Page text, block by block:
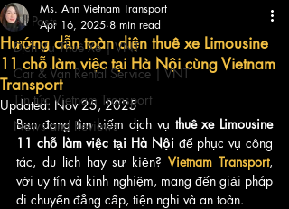
All Posts
Dịch Vụ Thuê Xe | VNT
Car & Van Rental Service | VNT
Tin tức Vietnam Transport
News and Reviews
Hướng dẫn toàn diện thuê xe Limousine
11 chỗ làm việc tại Hà Nội cùng Vietnam
Transport
Ms. Ann Vietnam Transport
Apr 16, 2025 8 min read
Updated: Nov 25, 2025
Bạn đang tìm kiếm dịch vụ thuê xe Limousine
11 chỗ làm việc tại Hà Nội để phục vụ công
tác, du lịch hay sự kiện? Vietnam Transport,
với uy tín và kinh nghiệm, mang đến giải pháp
di chuyển đẳng cấp, tiện nghi và an toàn.